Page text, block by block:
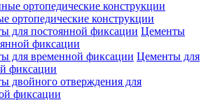
ортопедические конструкции
Цементы
фиксации
Цементы для
фиксации